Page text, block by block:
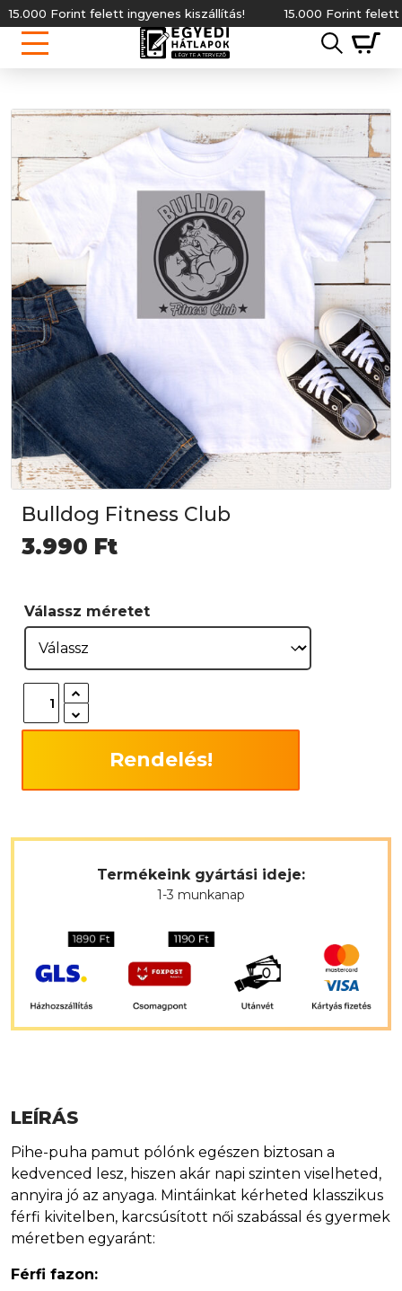
Forint felett ingyenes kiszállítás! 15.000 Forint felett
Bulldog Fitness Club
3.990 Ft
Válassz méretet
Rendelés!
Termékeink gyártási ideje:
1-3 munkanap
LEÍRÁS
Pihe-puha pamut pólónk egészen biztosan a
kedvenced lesz, hiszen akár napi szinten viselheted,
annyira jó az anyaga. Mintáinkat kérheted klasszikus
férfi kivitelben, karcsúsított női szabással és gyermek
méretben egyaránt:
Férfi fazon: